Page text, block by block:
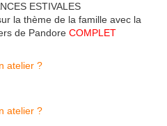
ESTIVALES
la thème de la famille avec la
de Pandore COMPLET